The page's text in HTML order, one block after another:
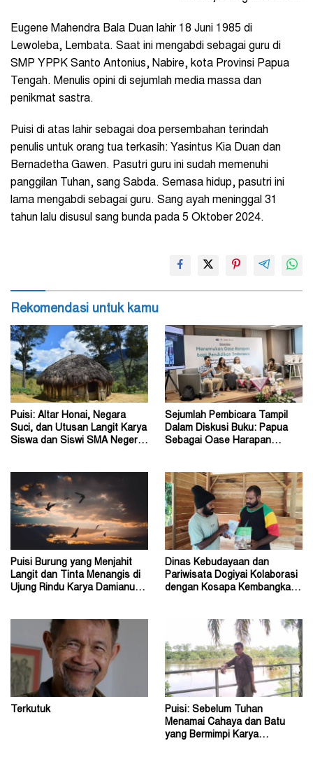
Eugene Mahendra Bala Duan lahir 18 Juni 1985 di
Lewoleba, Lembata. Saat ini mengabdi sebagai guru di
SMP YPPK Santo Antonius, Nabire, kota Provinsi Papua
Tengah. Menulis opini di sejumlah media massa dan
penikmat sastra.
Puisi di atas lahir sebagai doa persembahan terindah
penulis untuk orang tua terkasih: Yasintus Kia Duan dan
Bernadetha Gawen. Pasutri guru ini sudah memenuhi
panggilan Tuhan, sang Sabda. Semasa hidup, pasutri ini
lama mengabdi sebagai guru. Sang ayah meninggal 31
tahun lalu disusul sang bunda pada 5 Oktober 2024.
Rekomendasi untuk kamu
Puisi: Altar Honai, Negara
Suci, dan Utusan Langit Karya
Siswa dan Siswi SMA Negeri 1
Sejumlah Pembicara Tampil
Dalam Diskusi Buku: Papua
Sebagai Oase Harapan
Puisi Burung yang Menjahit
Langit dan Tinta Menangis di
Ujung Rindu Karya Damianus
Dinas Kebudayaan dan
Pariwisata Dogiyai Kolaborasi
dengan Kosapa Kembangkan
Terkutuk
Puisi: Sebelum Tuhan
Menamai Cahaya dan Batu
yang Bermimpi Karya